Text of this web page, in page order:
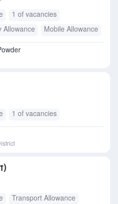
1 of vacancies
Allowance
Mobile Allowance
1 of vacancies
Transport Allowance